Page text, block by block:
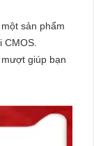
sản phẩm
giúp bạn